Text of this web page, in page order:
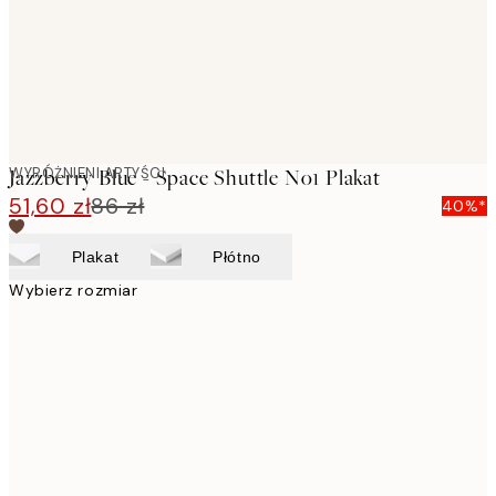
WYRÓŻNIENI ARTYŚCI
Jazzberry Blue - Space Shuttle No1 Plakat
51,60 zł86 zł 40%*
Plakat Płótno
Wybierz rozmiar